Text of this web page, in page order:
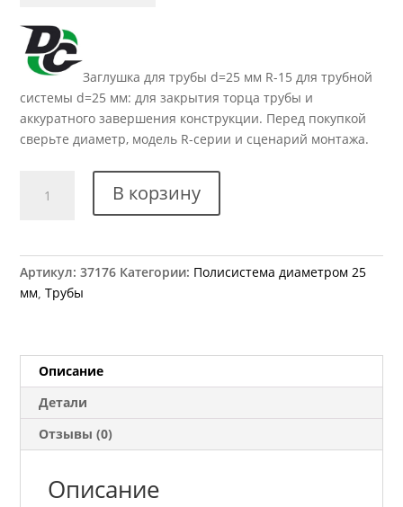
Заглушка для трубы d=25 мм R-15 для трубной
системы d=25 мм: для закрытия торца трубы и
аккуратного завершения конструкции. Перед покупкой
сверьте диаметр, модель R-серии и сценарий монтажа.
товара
наружная
пластиковая
В корзину
Артикул:37176 Категории: Полисистема диаметром 25
мм,Трубы
Описание
Детали
Отзывы (0)
Описание